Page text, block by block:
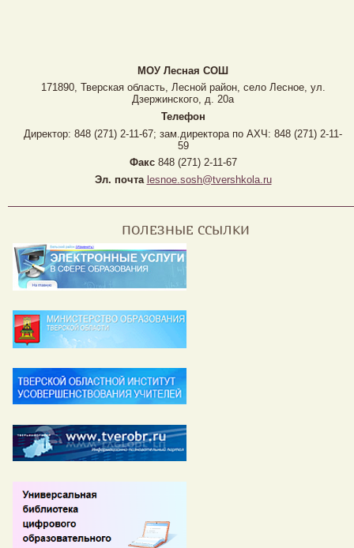
МОУ Лесная CОШ
171890, Тверская область, Лесной район, село Лесное, ул.
Дзержинского, д. 20а
Телефон
Директор: 848 (271) 2-11-67; зам.директора по АХЧ: 848 (271) 2-11-
59
Факс848 (271) 2-11-67
Эл. почта lesnoe.sosh@tvershkola.ru
ПОЛЕЗНЫЕ ССЫЛКИ